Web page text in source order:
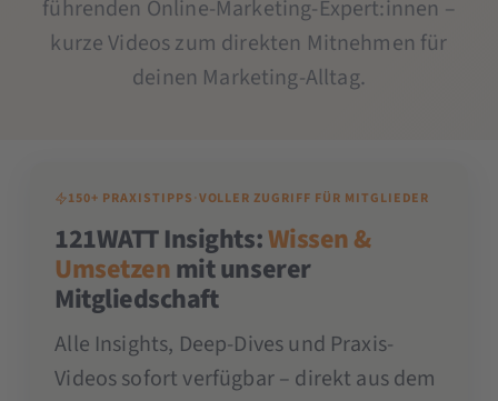
führenden Online-Marketing-Expert:innen –
kurze Videos zum direkten Mitnehmen für
deinen Marketing-Alltag.
150+ PRAXISTIPPS·VOLLER ZUGRIFF FÜR MITGLIEDER
121WATT Insights:Wissen &
Umsetzenmit unserer
Mitgliedschaft
Alle Insights, Deep-Dives und Praxis-
Videos sofort verfügbar – direkt aus dem